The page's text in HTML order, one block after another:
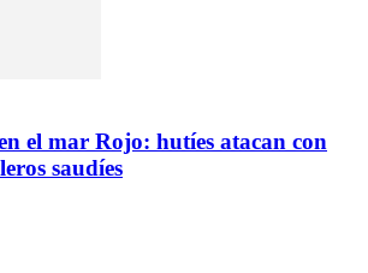
el mar Rojo: hutíes atacan con
saudíes